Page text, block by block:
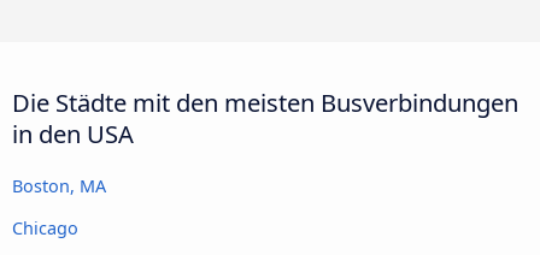
Die Städte mit den meisten Busverbindungen
in den USA
Boston, MA
Chicago